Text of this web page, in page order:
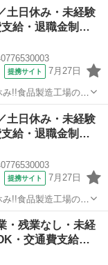
土日休み・未経験
給・退職金制…
提携サイト 7月27日
!!食品製造工場の洗
ルの料理
土日休み・未経験
給・退職金制…
提携サイト 7月27日
!!食品製造工場の洗
ルの料理
・残業なし・未経
・交通費支給…